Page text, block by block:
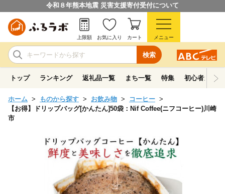
令和８年熊本地震 災害支援寄付受付について
検索
上限額 お気に入り カート メニュー
トップ ランキング 返礼品一覧 まち一覧 特集 初心者ガイド
ホーム ものから探す お飲み物
コーヒー
【お得】ドリップバッグ[かんたん]50袋：Nif Coffee(ニフコーヒー)川崎
市